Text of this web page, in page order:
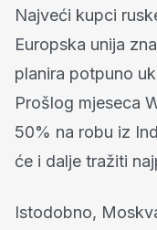
Najveći kupci
Europska unija
planira potpuno
Prošlog mjeseca
50% na robu iz
će i dalje tražiti
Istodobno,